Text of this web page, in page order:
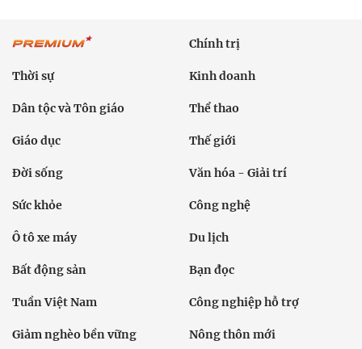
Chính trị
Thời sự Kinh doanh
Dân tộc và Tôn giáo Thể thao
Giáo dục Thế giới
Đời sống Văn hóa - Giải trí
Sức khỏe Công nghệ
Ô tô xe máy Du lịch
Bất động sản Bạn đọc
Tuần Việt Nam Công nghiệp hỗ trợ
Giảm nghèo bền vững Nông thôn mới